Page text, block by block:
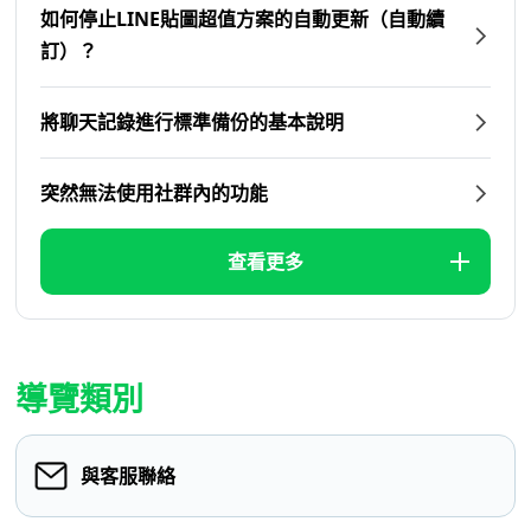
如何停止LINE貼圖超值方案的自動更新（自動續
訂）？
將聊天記錄進行標準備份的基本說明
突然無法使用社群內的功能
查看更多
導覽類別
與客服聯絡